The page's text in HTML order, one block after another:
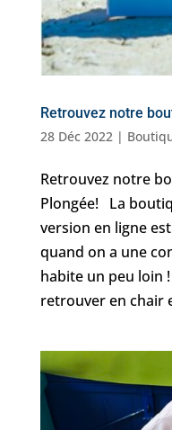
Retrouvez notre
28 Déc 2022|
Retrouvez notre
Plongée! La
version en ligne
quand on a une
habite un peu loin
retrouver en chair